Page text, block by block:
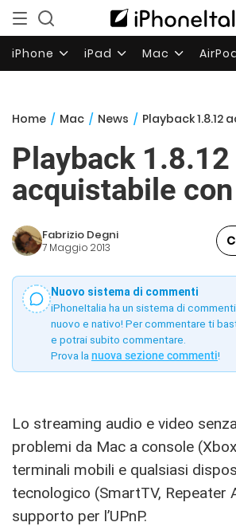
iPhone iPad Mac
Home / Mac / News / Playback 1.8.12
Playback 1.8.12
acquistabile
Fabrizio Degni
7 Maggio 2013
Nuovo sistema di commenti
iPhoneItalia ha un sistema di
nuovo e nativo! Per commentare ti
e potrai subito commentare.
Prova la nuova sezione commenti!
Lo streaming audio e video
problemi da Mac a console
terminali mobili e qualsiasi
tecnologico (SmartTV, Repeater
supporto per l’UPnP.